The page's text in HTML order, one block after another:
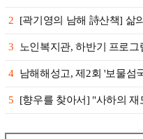
2 [곽기영의 남해 詩산책] 삶
3 노인복지관, 하반기 프로그
4 남해해성고, 제2회 '보물섬
5 [향우를 찾아서] "사하의